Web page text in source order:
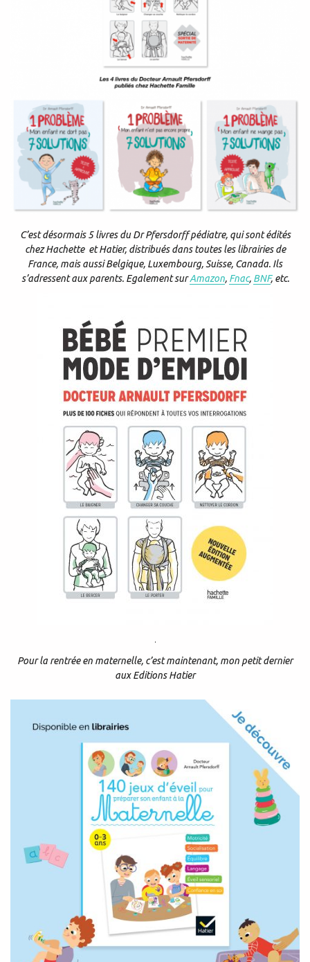
C’est désormais 5 livres du Dr Pfersdorff pédiatre, qui sont édités
chez Hachette et Hatier, distribués dans toutes les librairies de
France, mais aussi Belgique, Luxembourg, Suisse, Canada. Ils
s’adressent aux parents. Egalement surAmazon, Fnac, BNF, etc.
.
Pour la rentrée en maternelle, c’est maintenant, mon petit dernier
aux Editions Hatier